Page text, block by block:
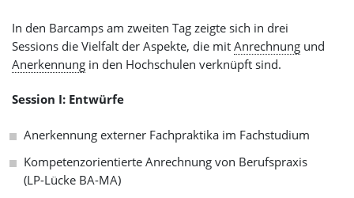
In den Barcamps am zweiten Tag zeigte sich in drei
Sessions die Vielfalt der Aspekte, die mit Anrechnung und
Anerkennung in den Hochschulen verknüpft sind.
Session I: Entwürfe
Anerkennung externer Fachpraktika im Fachstudium
Kompetenzorientierte Anrechnung von Berufspraxis
(LP-Lücke BA-MA)